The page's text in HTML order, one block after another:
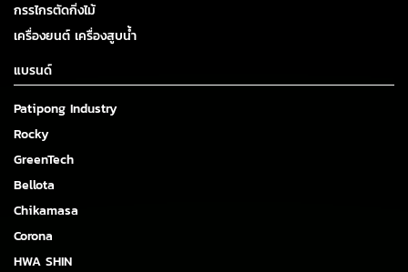
กรรไกรตัดกิ่งไม้
เครื่องยนต์ เครื่องสูบน้ำ
แบรนด์
Patipong Industry
Rocky
GreenTech
Bellota
Chikamasa
Corona
HWA SHIN